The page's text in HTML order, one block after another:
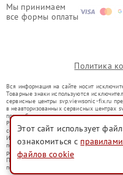
Мы принимаем
все формы оплаты
Политика
Вся информация на сайте носит
Товарные знаки используются
сервисные центры svp.viewsonic-fix.ru
в неавторизованных сервисных центрах
правообладателями товарных знаков
Ремонт осуществляется для устройств,
со статьей 1487 ГК РФ.
Использование товарных знаков не
потребителей в заблуждение, а служит
ремонту техники указанных брендов.
Представленная на сайте информация не
положениями Статьи 437(2) Гражданского
Этот сайт использует
ознакомиться с
файлов cookie